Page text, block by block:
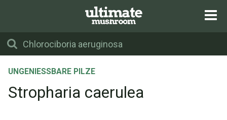
UNGENIESSBARE PILZE
Stropharia caerulea